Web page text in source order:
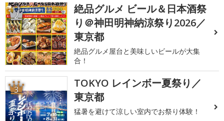
2
絶品グルメ ビール＆日本酒祭
り＠神田明神納涼祭り2026／
東京都
絶品グルメ屋台と美味しいビールが大集
合！
3
TOKYO レインボー夏祭り／
東京都
猛暑を避けて涼しい室内でお祭り体験！